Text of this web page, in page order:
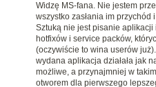
Widzę MS-fana. Nie jestem
wszystko zasłania im przychód
Sztuką nie jest pisanie
hotfixów i service packów,
(oczywiście to wina userów
wydana aplikacja działała jak
możliwe, a przynajmniej w
otworem dla pierwszego